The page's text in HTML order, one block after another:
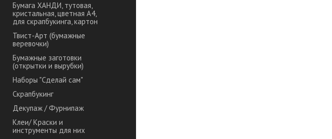
Бумага ХАНДИ, тутовая,
кристальная, цветная А4,
для скрапбукинга, картон
Твист-Арт (бумажные
веревочки)
Бумажные заготовки
(открытки и вырубки)
Наборы "Сделай сам"
Скрапбукинг
Декупаж / Фурнипаж
Клеи/ Краски и
инструменты для них